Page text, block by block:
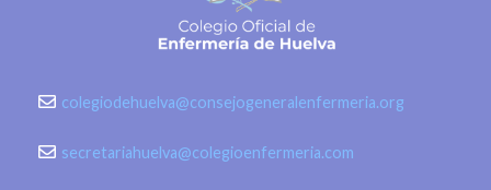
colegiodehuelva@consejogeneralenfermeria.org
secretariahuelva@colegioenfermeria.com